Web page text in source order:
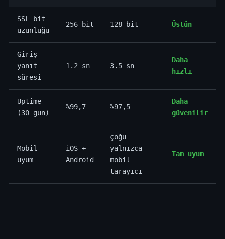
SSL bit
uzunluğu
256-bit 128-bit Üstün
Giriş
yanıt
süresi
1.2 sn 3.5 sn
Daha
hızlı
Uptime
(30 gün)
%99,7 %97,5
Daha
güvenilir
Mobil
uyum
iOS +
Android
çoğu
yalnızca
mobil
tarayıcı
Tam uyum